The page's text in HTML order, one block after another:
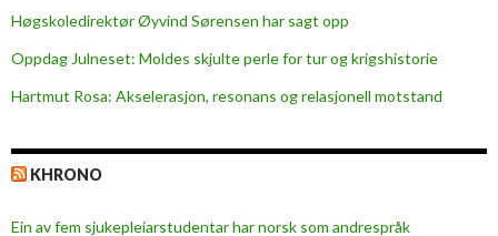
l
e
Høgskoledirektør Øyvind Sørensen har sagt opp
Oppdag Julneset: Moldes skjulte perle for tur og krigshistorie
Hartmut Rosa: Akselerasjon, resonans og relasjonell motstand
KHRONO
Ein av fem sjukepleiar­studentar har norsk som andrespråk